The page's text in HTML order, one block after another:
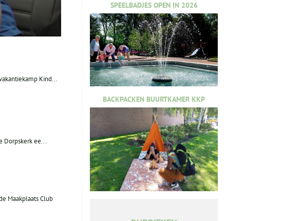
Kind...
Dorpskerk ee...
Maakplaats Club
SPEELBADJES OPEN IN 2026
BACKPACKEN BUURTKAMER KKP